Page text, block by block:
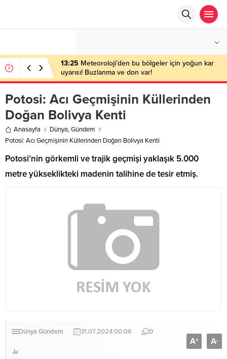
13:25 Meteoroloji’den bu bölgeler için yoğun kar
uyarısı! Buzlanma ve don var!
Potosi: Acı Geçmişinin Küllerinden
Doğan Bolivya Kenti
Anasayfa Dünya,Gündem
Potosi: Acı Geçmişinin Küllerinden Doğan Bolivya Kenti
Potosi’nin görkemli ve trajik geçmişi yaklaşık 5.000
metre yükseklikteki madenin talihine de tesir etmiş.
Dünya Gündem 31.07.2024 00:06 0
A+ A-